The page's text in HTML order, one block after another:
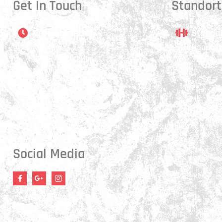
Get In Touch
Öffnungszeiten
Montag:
17:15 - 21:00 Uhr
Mittwoch:
17:30 - 21:00 Uhr
Donnerstag:
17:15 - 18:45 Uhr
Freitag:
17:30 - 21:00 Uhr
Social Media
Standort
3250